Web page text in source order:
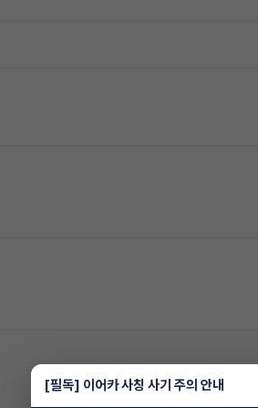
[필독] 이어카 사칭 사기 주의 안내